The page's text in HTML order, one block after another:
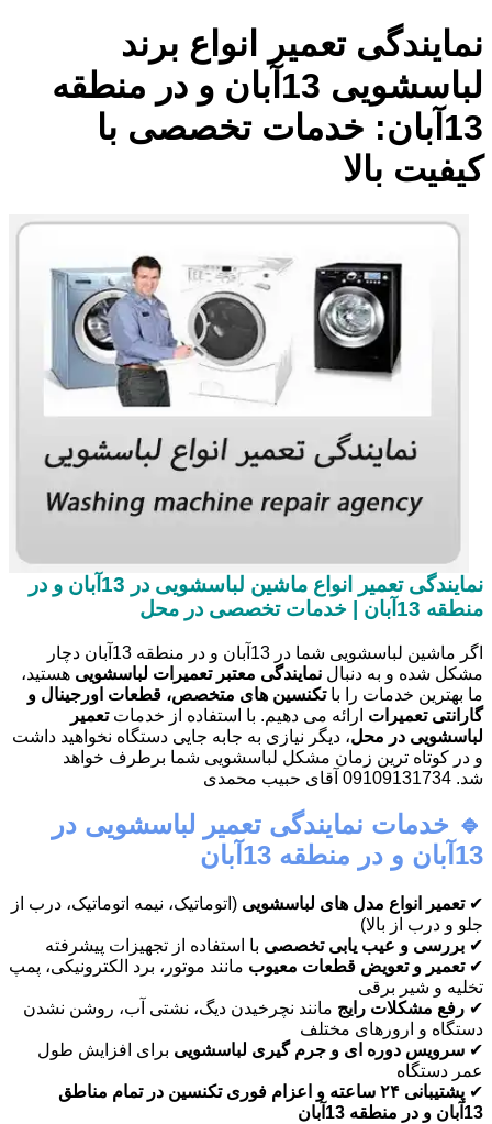
نمایندگی تعمیر انواع برند
لباسشویی 13آبان و در منطقه
13آبان: خدمات تخصصی با
کیفیت بالا
نمایندگی تعمیر انواع ماشین لباسشویی در 13آبان و در
منطقه 13آبان | خدمات تخصصی در محل
اگر ماشین لباسشویی شما در 13آبان و در منطقه 13آبان دچار
مشکل شده و به دنبال نمایندگی معتبر تعمیرات لباسشویی هستید،
ما بهترین خدمات را باتکنسین های متخصص، قطعات اورجینال و
گارانتی تعمیرات ارائه می دهیم. با استفاده از خدماتتعمیر
لباسشویی در محل، دیگر نیازی به جابه جایی دستگاه نخواهید داشت
و در کوتاه ترین زمان مشکل لباسشویی شما برطرف خواهد
شد. 09109131734 آقای حبیب محمدی
🔹 خدمات نمایندگی تعمیر لباسشویی در
13آبان و در منطقه 13آبان
✔تعمیر انواع مدل های لباسشویی (اتوماتیک، نیمه اتوماتیک، درب از
جلو و درب از بالا)
✔ بررسی و عیب یابی تخصصی با استفاده از تجهیزات پیشرفته
✔تعمیر و تعویض قطعات معیوب مانند موتور، برد الکترونیکی، پمپ
تخلیه و شیر برقی
✔ رفع مشکلات رایج مانند نچرخیدن دیگ، نشتی آب، روشن نشدن
دستگاه و ارورهای مختلف
✔ سرویس دوره ای و جرم گیری لباسشویی برای افزایش طول
عمر دستگاه
✔
پشتیبانی ۲۴ ساعته و اعزام فوری تکنسین در تمام مناطق
13آبان و در منطقه 13آبان